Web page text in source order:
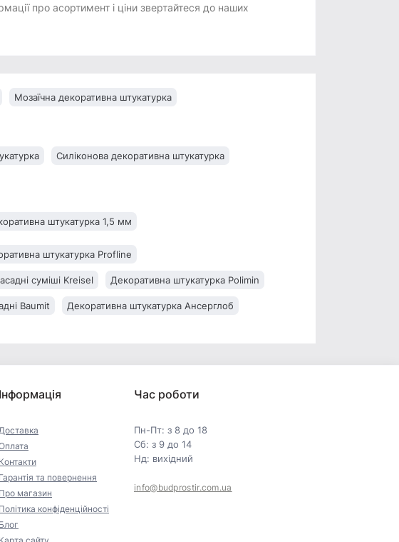
про асортимент і ціни звертайтеся до наших
Мозаїчна декоративна штукатурка
Силіконова декоративна штукатурка
штукатурка 1,5 мм
штукатурка Profline
суміші Kreisel Декоративна штукатурка Polimin
Baumit Декоративна штукатурка Ансерглоб
Інформація
Контакти
Гарантія та повернення
Про магазин
Політика конфіденційності
Блог
Час роботи
Пн-Пт: з 8 до 18
Сб: з 9 до 14
Нд: вихідний
info@budprostir.com.ua